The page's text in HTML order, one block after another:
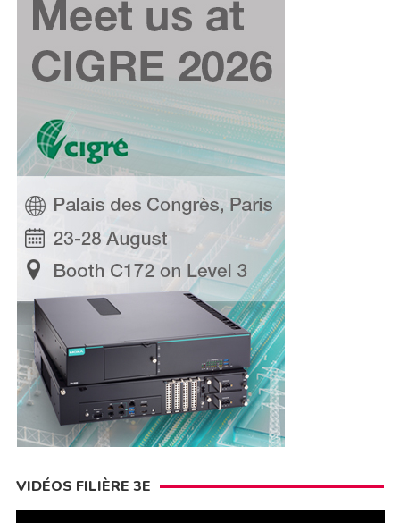
VIDÉOS FILIÈRE 3E